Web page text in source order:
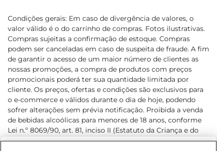
Condições gerais: Em caso de divergência de valores, o
valor válido é o do carrinho de compras. Fotos ilustrativas.
Compras sujeitas a confirmação de estoque. Compras
podem ser canceladas em caso de suspeita de fraude. A fim
de garantir o acesso de um maior número de clientes as
nossas promoções, a compra de produtos com preços
promocionais poderá ter sua quantidade limitada por
cliente. Os preços, ofertas e condições são exclusivos para
o e-commerce e válidos durante o dia de hoje, podendo
sofrer alterações sem prévia notificação. Proibida a venda
de bebidas alcoólicas para menores de 18 anos, conforme
Lei n.º 8069/90, art. 81, inciso II (Estatuto da Criança e do
Adolescente). Preços e condições exclusivos para o